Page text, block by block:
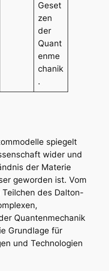
Geset
zen
der
Quant
enme
chanik
.
spiegelt
wider und
der Materie
geworden ist. Vom
des Dalton-
Quantenmechanik
Grundlage für
und Technologien